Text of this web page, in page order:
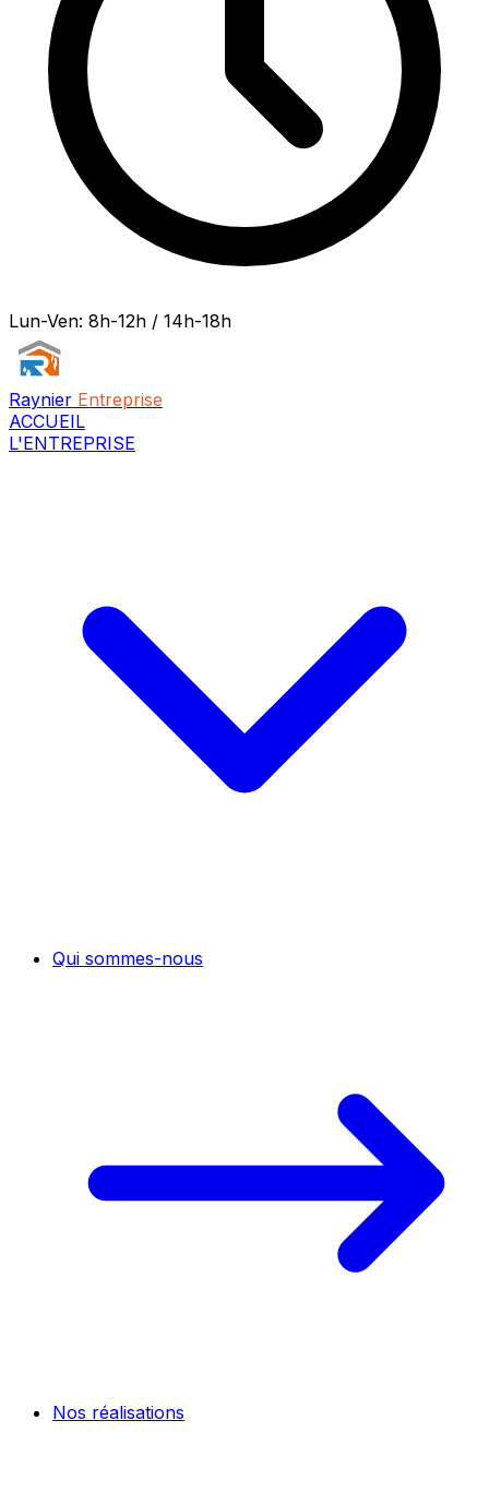
Lun-Ven: 8h-12h / 14h-18h
Raynier Entreprise
ACCUEIL
L'ENTREPRISE
Qui sommes-nous
Nos réalisations